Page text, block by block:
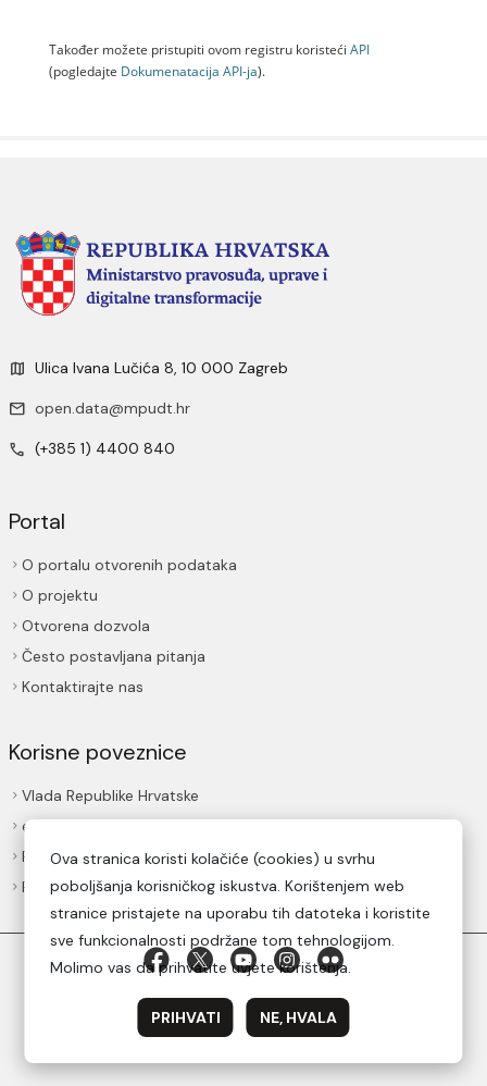
Također možete pristupiti ovom registru koristeći API
(pogledajte Dokumenаtаcijа API-jа).